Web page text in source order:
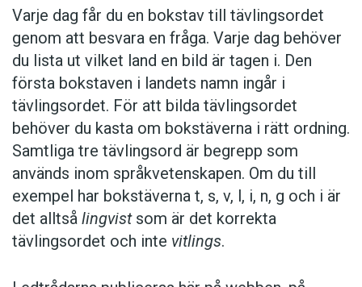
Varje dag får du en bokstav till tävlingsordet
genom att besvara en fråga. Varje dag behöver
du lista ut vilket land en bild är tagen i. Den
första bokstaven i landets namn ingår i
tävlingsordet. För att bilda tävlingsordet
behöver du kasta om bokstäverna i rätt ordning.
Samtliga tre tävlingsord är begrepp som
används inom språkvetenskapen. Om du till
exempel har bokstäverna t, s, v, l, i, n, g och i är
det alltså lingvistsom är det korrekta
tävlingsordet och inte vitlings.